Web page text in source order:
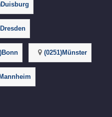
(0251)Münster